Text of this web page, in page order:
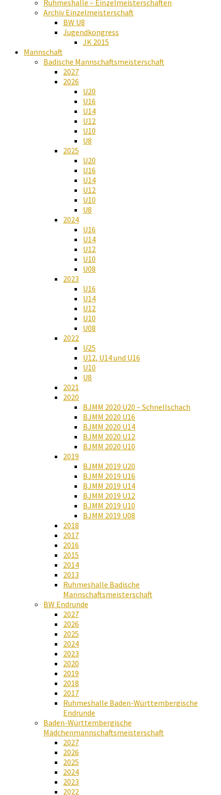
Ruhmeshalle – Einzelmeisterschaften
Archiv Einzelmeisterschaft
BW U8
Jugendkongress
JK 2015
Mannschaft
Badische Mannschaftsmeisterschaft
2027
2026
U20
U16
U14
U12
U10
U8
2025
U20
U16
U14
U12
U10
U8
2024
U16
U14
U12
U10
U08
2023
U16
U14
U12
U10
U08
2022
U25
U12, U14 und U16
U10
U8
2021
2020
BJMM 2020 U20 – Schnellschach
BJMM 2020 U16
BJMM 2020 U14
BJMM 2020 U12
BJMM 2020 U10
2019
BJMM 2019 U20
BJMM 2019 U16
BJMM 2019 U14
BJMM 2019 U12
BJMM 2019 U10
BJMM 2019 U08
2018
2017
2016
2015
2014
2013
Ruhmeshalle Badische
Mannschaftsmeisterschaft
BW Endrunde
2027
2026
2025
2024
2023
2020
2019
2018
2017
Ruhmeshalle Baden-Württembergische
Endrunde
Baden-Württembergische
Mädchenmannschaftsmeisterschaft
2027
2026
2025
2024
2023
2022